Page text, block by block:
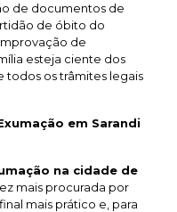
de documentos de
de óbito do
de
esteja ciente dos
todos os trâmites legais
em Sarandi
na cidade de
mais procurada por
mais prático e, para